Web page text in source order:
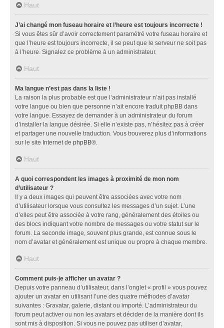
Haut
J’ai changé mon fuseau horaire et l’heure est toujours incorrecte !
Si vous êtes sûr d’avoir correctement paramétré votre fuseau horaire et
que l’heure est toujours incorrecte, il se peut que le serveur ne soit pas
à l’heure. Signalez ce problème à un administrateur.
Haut
Ma langue n’est pas dans la liste !
La raison la plus probable est que l’administrateur n’ait pas installé
votre langue ou bien que personne n’ait encore traduit phpBB dans
votre langue. Essayez de demander à un administrateur du forum
d’installer la langue désirée. Si elle n’existe pas, n’hésitez pas à créer
et partager une nouvelle traduction. Vous trouverez plus d’informations
sur le site Internet de phpBB®.
Haut
A quoi correspondent les images à proximité de mon nom
d’utilisateur ?
Il y a deux images qui peuvent être associées avec votre nom
d’utilisateur lorsque vous consultez les messages d’un sujet. L’une
d’elles peut être associée à votre rang, généralement des étoiles ou
des blocs indiquant votre nombre de messages ou votre statut sur le
forum. La seconde image, souvent plus grande, est connue sous le
nom d’avatar et généralement est unique ou propre à chaque membre.
Haut
Comment puis-je afficher un avatar ?
Depuis votre panneau d’utilisateur, dans l’onglet « profil » vous pouvez
ajouter un avatar en utilisant l’une des quatre méthodes d’avatar
suivantes : Gravatar, galerie, distant ou importé. L’administrateur du
forum peut activer ou non les avatars et décider de la manière dont ils
sont mis à disposition. Si vous ne pouvez pas utiliser d’avatar,